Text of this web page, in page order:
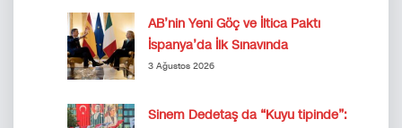
AB’nin Yeni Göç ve İltica Paktı
İspanya’da İlk Sınavında
3 Ağustos 2026
Sinem Dedetaş da “Kuyu tipinde”: